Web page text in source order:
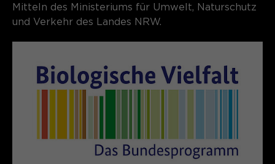
Mitteln des Ministeriums für Umwelt, Naturschutz
und Verkehr des Landes NRW.